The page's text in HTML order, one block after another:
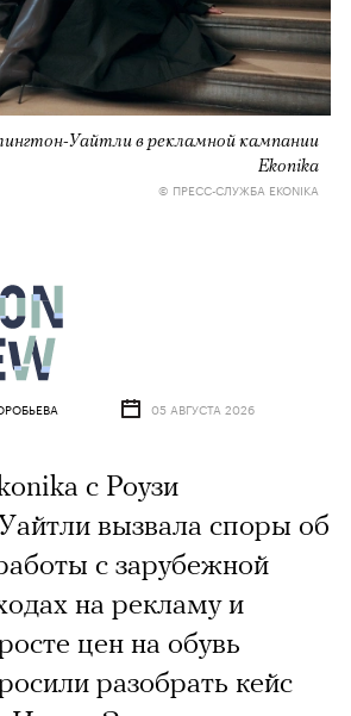
Уайтли в рекламной кампании
Ekonika
© ПРЕСС-СЛУЖБА EKONIKA
05 АВГУСТА 2026
с Роузи
вызвала споры об
с зарубежной
на рекламу и
цен на обувь
разобрать кейс